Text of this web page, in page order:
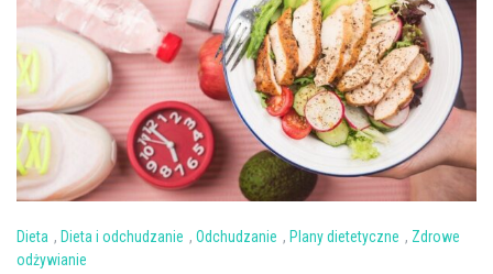
Dieta , Dieta i odchudzanie , Odchudzanie , Plany dietetyczne , Zdrowe
odżywianie